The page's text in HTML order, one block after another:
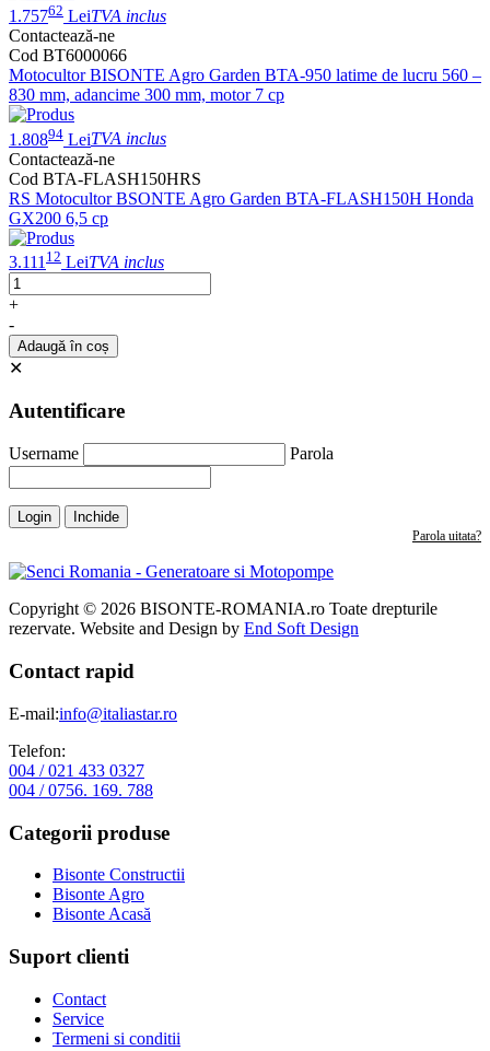
1.75762 LeiTVA inclus
Contactează-ne
Cod BT6000066
Motocultor BISONTE Agro Garden BTA-950 latime de lucru 560 –
830 mm, adancime 300 mm, motor 7 cp
1.80894 LeiTVA inclus
Contactează-ne
Cod BTA-FLASH150HRS
RS Motocultor BSONTE Agro Garden BTA-FLASH150H Honda
GX200 6,5 cp
3.111 12 LeiTVA inclus
+
-
Adaugă în coș
✕
Autentificare
Username Parola
Login Inchide
Parola uitata?
Copyright © 2026 BISONTE-ROMANIA.ro Toate drepturile
rezervate. Website and Design by End Soft Design
Contact rapid
E-mail:info@italiastar.ro
Telefon:
004 / 021 433 0327
004 / 0756. 169. 788
Categorii produse
Bisonte Constructii
Bisonte Agro
Bisonte Acasă
Suport clienti
Contact
Service
Termeni si conditii